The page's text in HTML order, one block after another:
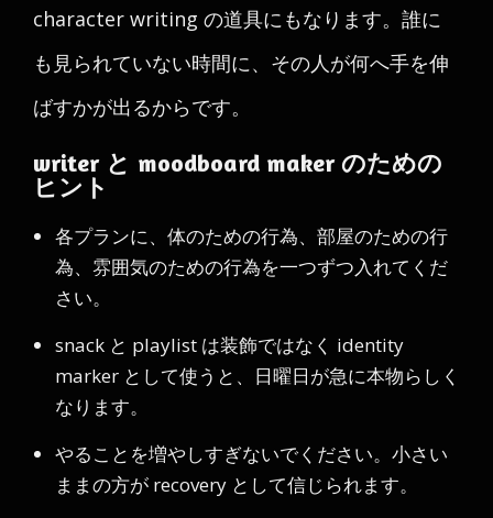
character writing の道具にもなります。誰に
も見られていない時間に、その人が何へ手を伸
ばすかが出るからです。
writer と moodboard maker のための
ヒント
各プランに、体のための行為、部屋のための行
為、雰囲気のための行為を一つずつ入れてくだ
さい。
snack と playlist は装飾ではなく identity
marker として使うと、日曜日が急に本物らしく
なります。
やることを増やしすぎないでください。小さい
ままの方が recovery として信じられます。